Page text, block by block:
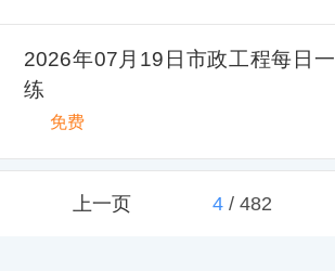
2026年07月19日市政工程每日一
练
免费
上一页 4/ 482